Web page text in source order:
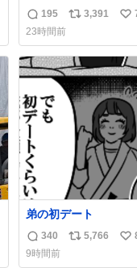
っぽすぎる
返
信
数
195
リ
ス
ト
数
3,391
い
ね
数
23時間前
弟の初デート
返
信
340
リ
5,766
い
9時間前